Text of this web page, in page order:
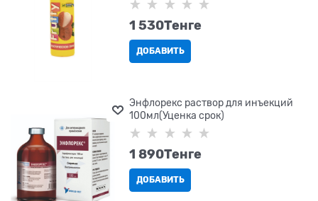
1 530Tенге
ДОБАВИТЬ
Энфлорекс раствор для инъекций
100мл(Уценка срок)
1 890Tенге
ДОБАВИТЬ